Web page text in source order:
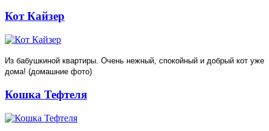
Кот Кайзер
Из бабушкиной квартиры. Очень нежный, спокойный и добрый кот уже
дома! (домашние фото)
Кошка Тефтеля